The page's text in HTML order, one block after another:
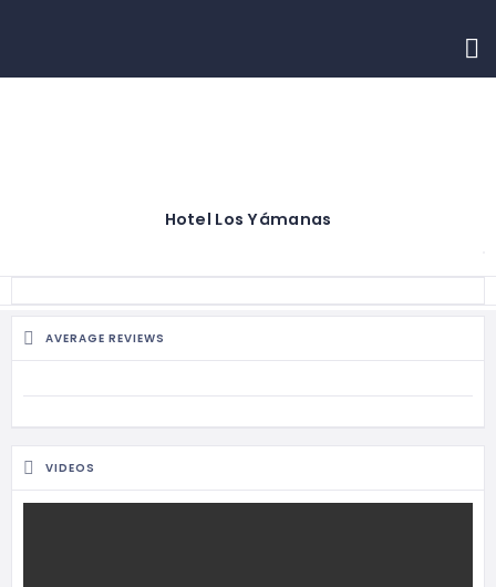
CONTACTO
Hotel Los Yámanas
AVERAGE REVIEWS
VIDEOS